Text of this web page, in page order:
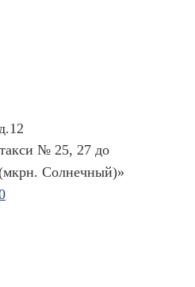
№ 25, 27 до
Солнечный)»